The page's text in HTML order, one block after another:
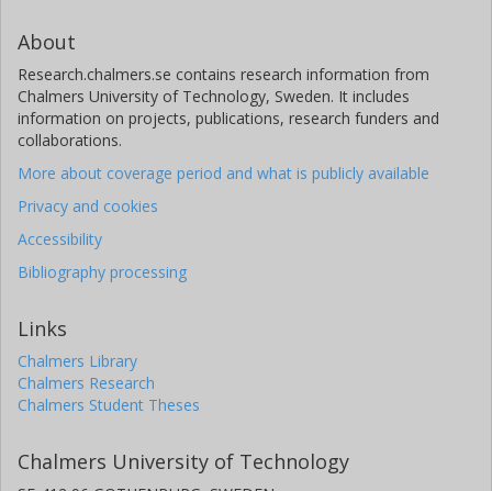
About
Research.chalmers.se contains research information from
Chalmers University of Technology, Sweden. It includes
information on projects, publications, research funders and
collaborations.
More about coverage period and what is publicly available
Privacy and cookies
Accessibility
Bibliography processing
Links
Chalmers Library
Chalmers Research
Chalmers Student Theses
Chalmers University of Technology